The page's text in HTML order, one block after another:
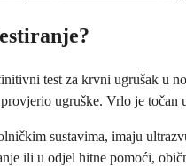
test za krvni ugrušak u
ugruške. Vrlo je
sustavima, imaju
ili u odjel hitne pomoći,